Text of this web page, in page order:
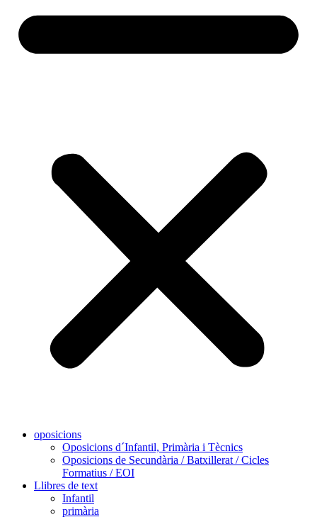
oposicions
Oposicions d´Infantil, Primària i Tècnics
Oposicions de Secundària / Batxillerat / Cicles
Formatius / EOI
Llibres de text
Infantil
primària